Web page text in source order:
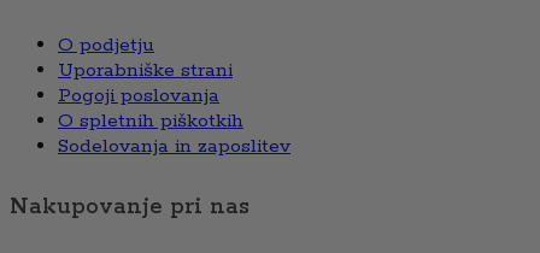
O podjetju
Uporabniške strani
Pogoji poslovanja
O spletnih piškotkih
Sodelovanja in zaposlitev
Nakupovanje pri nas